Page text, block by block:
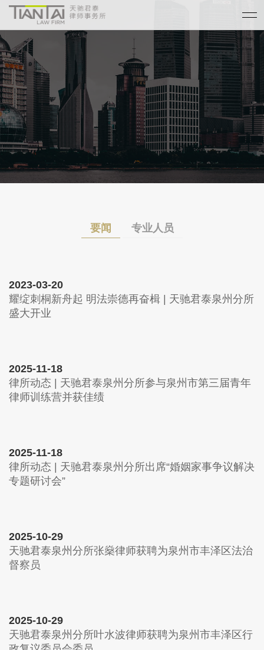
要闻
2023-03-20
耀绽刺桐新舟起 明法崇德再奋楫 | 天驰君泰泉州分所
盛大开业
2025-11-18
律所动态 | 天驰君泰泉州分所参与泉州市第三届青年
律师训练营并获佳绩
2025-11-18
律所动态 | 天驰君泰泉州分所出席“婚姻家事争议解决
专题研讨会”
2025-10-29
天驰君泰泉州分所张燊律师获聘为泉州市丰泽区法治
督察员
2025-10-29
天驰君泰泉州分所叶水波律师获聘为泉州市丰泽区行
专业人员